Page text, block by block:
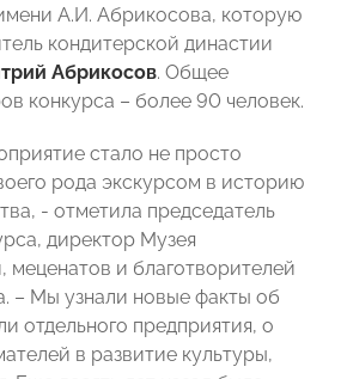
А.И. Абрикосова, которую
кондитерской династии
Абрикосов. Общее
конкурса – более 90 человек.
стало не просто
рода экскурсом в историю
- отметила председатель
директор Музея
меценатов и благотворителей
– Мы узнали новые факты об
отдельного предприятия, о
в развитие культуры,